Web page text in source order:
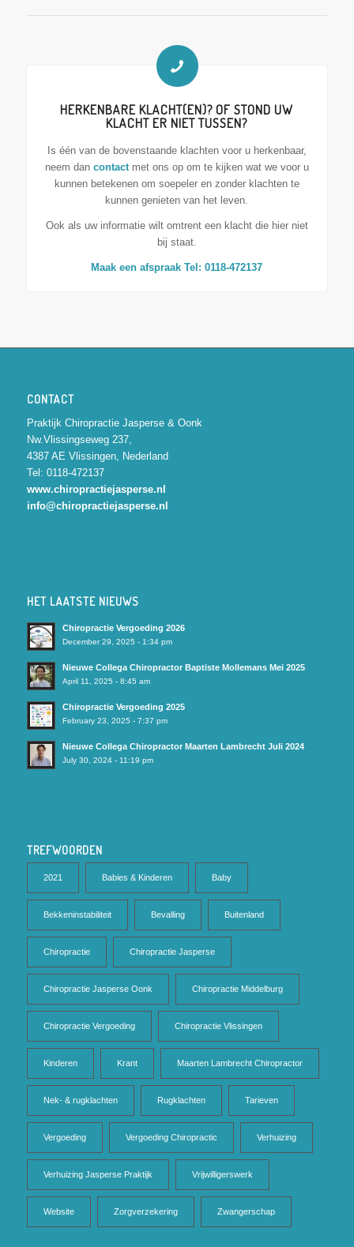
HERKENBARE KLACHT(EN)? OF STOND UW
KLACHT ER NIET TUSSEN?
Is één van de bovenstaande klachten voor u herkenbaar,
neem dan contact met ons op om te kijken wat we voor u
kunnen betekenen om soepeler en zonder klachten te
kunnen genieten van het leven.
Ook als uw informatie wilt omtrent een klacht die hier niet
bij staat.
Maak een afspraak Tel: 0118-472137
CONTACT
Praktijk Chiropractie Jasperse & Oonk
Nw.Vlissingseweg 237,
4387 AE Vlissingen, Nederland
Tel: 0118-472137
www.chiropractiejasperse.nl
info@chiropractiejasperse.nl
HET LAATSTE NIEUWS
Chiropractie Vergoeding 2026
December 29, 2025 - 1:34 pm
Nieuwe Collega Chiropractor Baptiste Mollemans Mei 2025
April 11, 2025 - 8:45 am
Chiropractie Vergoeding 2025
February 23, 2025 - 7:37 pm
Nieuwe Collega Chiropractor Maarten Lambrecht Juli 2024
July 30, 2024 - 11:19 pm
TREFWOORDEN
2021 Babies & Kinderen Baby
Bekkeninstabiliteit Bevalling Buitenland
Chiropractie Chiropractie Jasperse
Chiropractie Jasperse Oonk Chiropractie Middelburg
Chiropractie Vergoeding Chiropractie Vlissingen
Kinderen Krant Maarten Lambrecht Chiropractor
Nek- & rugklachten Rugklachten Tarieven
Vergoeding Vergoeding Chiropractic Verhuizing
Verhuizing Jasperse Praktijk Vrijwilligerswerk
Website Zorgverzekering Zwangerschap